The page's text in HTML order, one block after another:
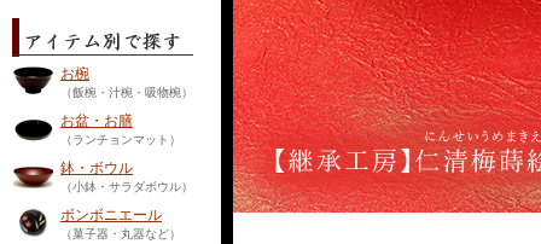
お椀
（飯椀・汁椀・吸物椀）
お盆・お膳
（ランチョンマット）
鉢・ボウル
（小鉢・サラダボウル）
ボンボニエール
（菓子器・丸器など）